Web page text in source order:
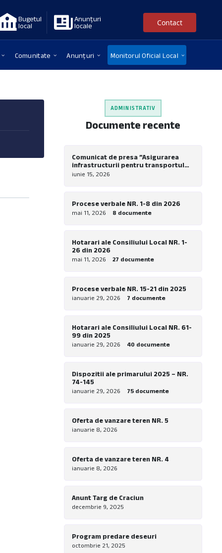
Bugetul
local
Anunțuri
locale
Contact
Comunitate Anunțuri Monitorul Oficial Local
ADMINISTRATIV
Documente recente
Comunicat de presa ”Asigurarea
infrastructurii pentru transportul
verde in comuna Nadrag – Realizare
iunie 15, 2026
Procese verbale NR. 1-8 din 2026
mai 11, 2026 8 documente
Hotarari ale Consiliului Local NR. 1-
26 din 2026
mai 11, 2026 27 documente
Procese verbale NR. 15-21 din 2025
ianuarie 29, 2026 7 documente
Hotarari ale Consiliului Local NR. 61-
99 din 2025
ianuarie 29, 2026 40 documente
Dispozitii ale primarului 2025 – NR.
74-145
ianuarie 29, 2026 75 documente
Oferta de vanzare teren NR. 5
ianuarie 8, 2026
Oferta de vanzare teren NR. 4
ianuarie 8, 2026
Anunt Targ de Craciun
decembrie 9, 2025
Program predare deseuri
octombrie 21, 2025